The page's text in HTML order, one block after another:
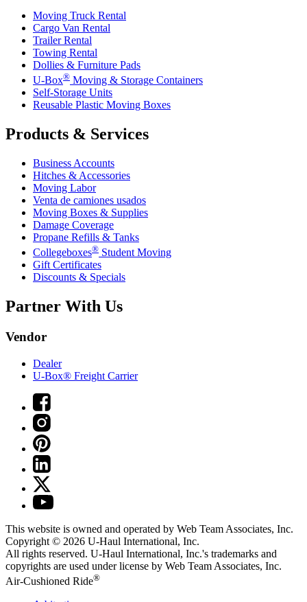
Moving Truck Rental
Cargo Van Rental
Trailer Rental
Towing Rental
Dollies & Furniture Pads
U-Box® Moving & Storage Containers
Self-Storage Units
Reusable Plastic Moving Boxes
Products & Services
Business Accounts
Hitches & Accessories
Moving Labor
Venta de camiones usados
Moving Boxes & Supplies
Damage Coverage
Propane Refills & Tanks
Collegeboxes® Student Moving
Gift Certificates
Discounts & Specials
Partner With Us
Vendor
Dealer
U-Box® Freight Carrier
This website is owned and operated by Web Team Associates, Inc.
Copyright © 2026 U-Haul International, Inc.
All rights reserved. U-Haul International, Inc.'s trademarks and
copyrights are used under license by Web Team Associates, Inc.
Air-Cushioned Ride®